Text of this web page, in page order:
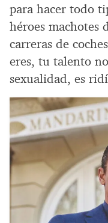
para hacer todo
héroes machotes
carreras de
eres, tu talento
sexualidad, es